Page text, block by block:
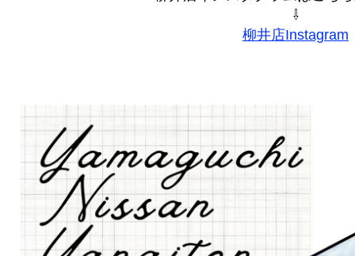
⇩
柳井店Instagram